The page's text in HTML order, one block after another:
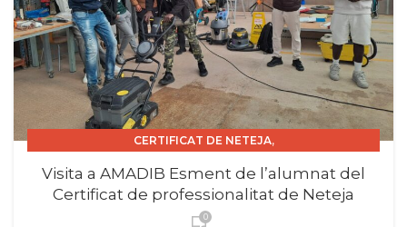
CERTIFICAT DE NETEJA,
CERTIFICAT DE PROFESSIONALITAT INSTITUCIONS.
EMPRESES
Visita a AMADIB Esment de l’alumnat del
Certificat de professionalitat de Neteja
0